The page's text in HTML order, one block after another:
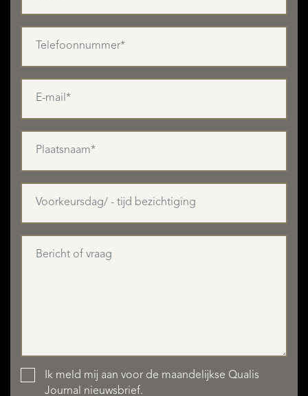
Ik meld mij aan voor de maandelijkse Qualis
Journal nieuwsbrief.
DIENSTEN